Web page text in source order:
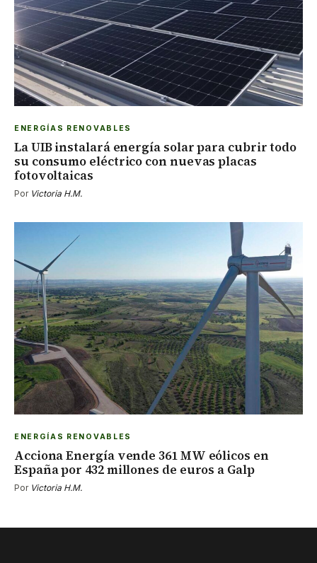
ENERGÍAS RENOVABLES
La UIB instalará energía solar para cubrir todo
su consumo eléctrico con nuevas placas
fotovoltaicas
Por Victoria H.M.
ENERGÍAS RENOVABLES
Acciona Energía vende 361 MW eólicos en
España por 432 millones de euros a Galp
Por Victoria H.M.